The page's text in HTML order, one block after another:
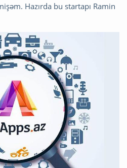
Hazırda bu startapı Ramin